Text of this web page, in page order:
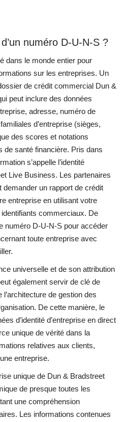
numéro D-U-N-S ?
dans le monde entier pour
sur les entreprises. Un
de crédit commercial Dun &
peut inclure des données
adresse, numéro de
d’entreprise (sièges,
des scores et notations
de santé financière. Pris dans
s’appelle l’identité
Live Business. Les partenaires
demander un rapport de crédit
entreprise en utilisant votre
commerciaux. De
numéro D-U-N-S pour accéder
toute entreprise avec
universelle et de son attribution
également servir de clé de
de gestion des
De cette manière, le
d’identité d’entreprise en direct
unique de vérité dans la
relatives aux clients,
entreprise.
unique de Dun & Bradstreet
de presque toutes les
une compréhension
Les informations contenues